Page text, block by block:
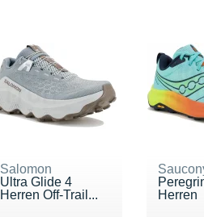
Salomon
Ultra Glide 4
Herren Off-Trail...
Herren